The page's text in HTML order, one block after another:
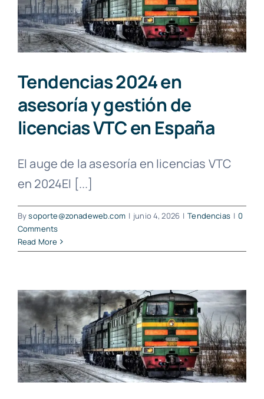
Tendencias 2024 en
asesoría y gestión de
licencias VTC en España
El auge de la asesoría en licencias VTC
en 2024El [...]
Bysoporte@zonadeweb.com | junio 4, 2026 | Tendencias | 0
Comments
Read More